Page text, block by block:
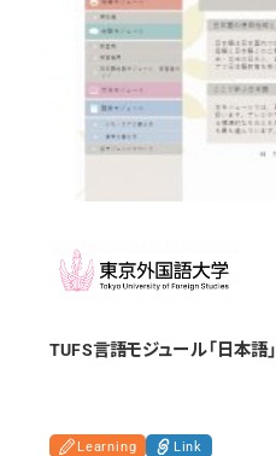
TUFS言語モジュール「日本語」
Learning Link